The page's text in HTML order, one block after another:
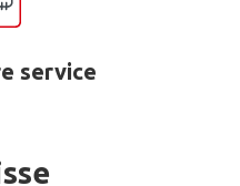
service